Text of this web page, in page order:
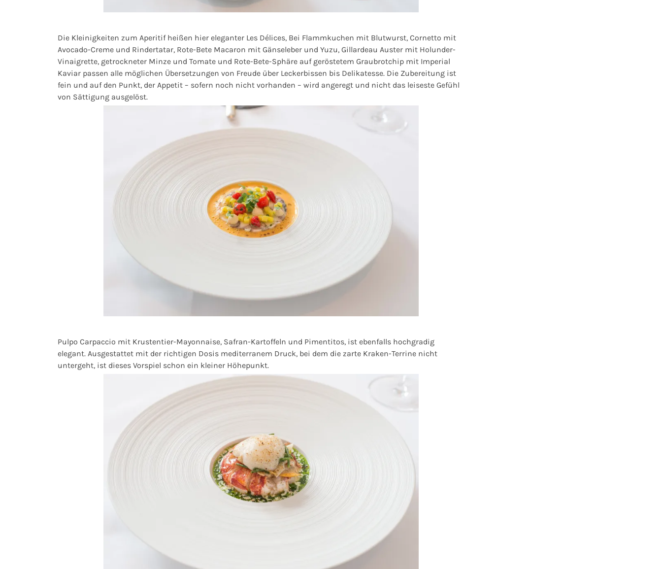
Die Kleinigkeiten zum Aperitif heißen hier eleganter Les Délices, Bei Flammkuchen mit Blutwurst, Cornetto mit
Avocado-Creme und Rindertatar, Rote-Bete Macaron mit Gänseleber und Yuzu, Gillardeau Auster mit Holunder-
Vinaigrette, getrockneter Minze und Tomate und Rote-Bete-Sphäre auf geröstetem Graubrotchip mit Imperial
Kaviar passen alle möglichen Übersetzungen von Freude über Leckerbissen bis Delikatesse. Die Zubereitung ist
fein und auf den Punkt, der Appetit – sofern noch nicht vorhanden – wird angeregt und nicht das leiseste Gefühl
von Sättigung ausgelöst.
Pulpo Carpaccio mit Krustentier-Mayonnaise, Safran-Kartoffeln und Pimentitos, ist ebenfalls hochgradig
elegant. Ausgestattet mit der richtigen Dosis mediterranem Druck, bei dem die zarte Kraken-Terrine nicht
untergeht, ist dieses Vorspiel schon ein kleiner Höhepunkt.